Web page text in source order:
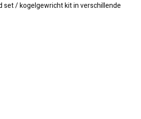
set / kogelgewricht kit in verschillende